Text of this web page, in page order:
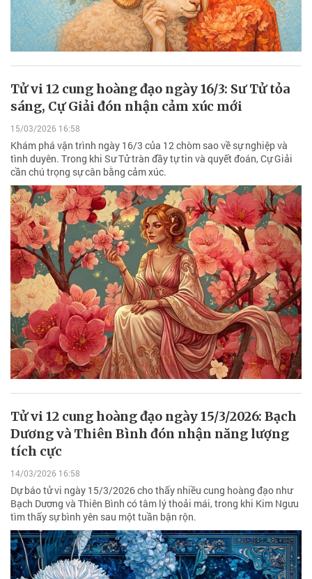
Tử vi 12 cung hoàng đạo ngày 16/3: Sư Tử tỏa
sáng, Cự Giải đón nhận cảm xúc mới
15/03/2026 16:58
Khám phá vận trình ngày 16/3 của 12 chòm sao về sự nghiệp và
tình duyên. Trong khi Sư Tử tràn đầy tự tin và quyết đoán, Cự Giải
cần chú trọng sự cân bằng cảm xúc.
Tử vi 12 cung hoàng đạo ngày 15/3/2026: Bạch
Dương và Thiên Bình đón nhận năng lượng
tích cực
14/03/2026 16:58
Dự báo tử vi ngày 15/3/2026 cho thấy nhiều cung hoàng đạo như
Bạch Dương và Thiên Bình có tâm lý thoải mái, trong khi Kim Ngưu
tìm thấy sự bình yên sau một tuần bận rộn.